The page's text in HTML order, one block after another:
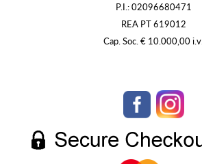
P.I.: 02096680471
REA PT 619012
Cap. Soc. € 10.000,00 i.v.